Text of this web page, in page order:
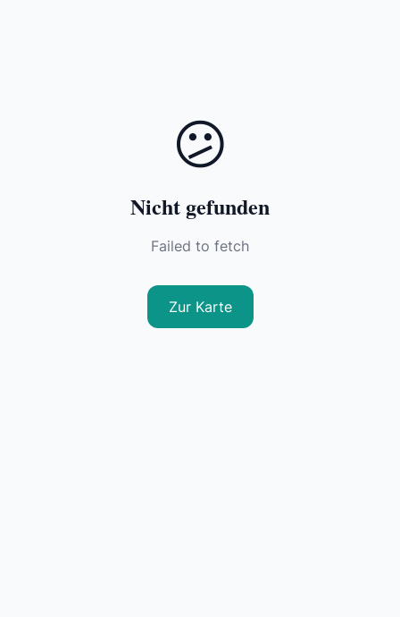
😕
Nicht gefunden
Failed to fetch
Zur Karte